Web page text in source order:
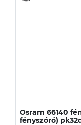
Osram 66140
fényszóró)